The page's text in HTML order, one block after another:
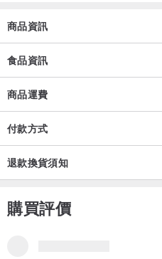
下單前請先私訊，並請提供收貨地
可收貨時段)，待預估運費可行後
間: AM 11:00~PM 19:00 。
-----------------------------------------
越單純的風味
才能做出感動人心的甜點~
商品資訊
食品資訊
商品運費
付款方式
退款換貨須知
購買評價